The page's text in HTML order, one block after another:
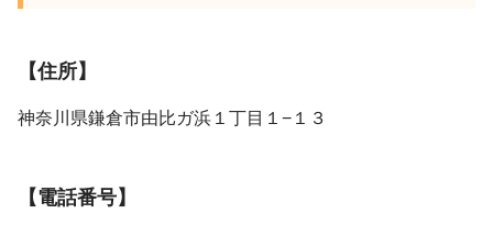
【住所】
神奈川県鎌倉市由比ガ浜１丁目１−１３
【電話番号】